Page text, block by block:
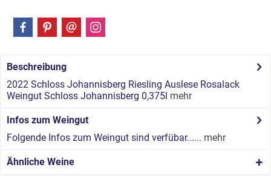
Beschreibung
2022 Schloss Johannisberg Riesling Auslese Rosalack
Weingut Schloss Johannisberg 0,375l mehr
Infos zum Weingut
Folgende Infos zum Weingut sind verfübar...... mehr
Ähnliche Weine